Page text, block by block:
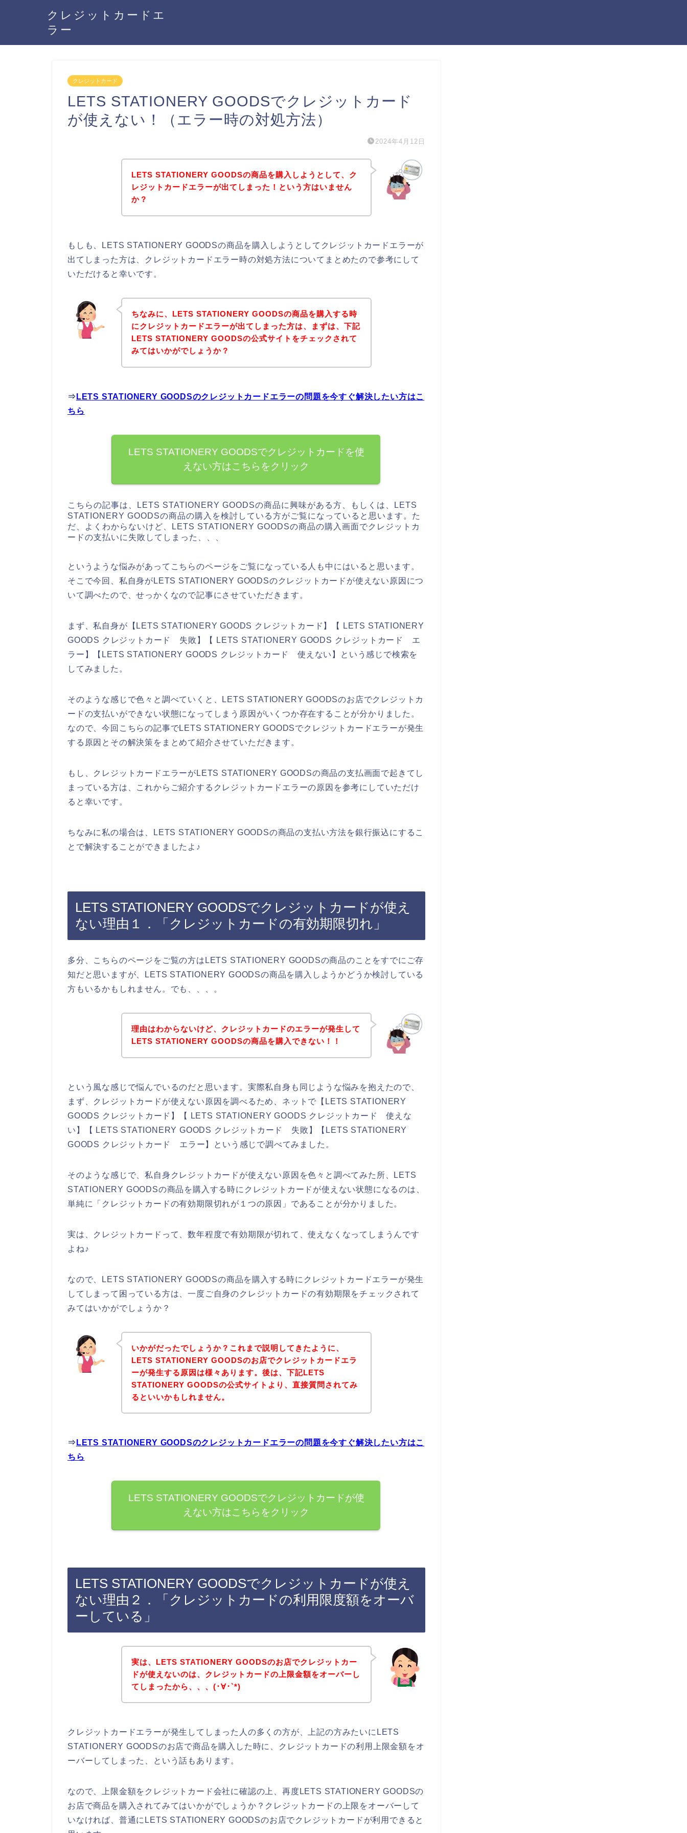
クレジットカードエ
ラー
クレジットカード
LETS STATIONERY GOODSでクレジットカード
が使えない！（エラー時の対処方法）
2024年4月12日
LETS STATIONERY GOODSの商品を購入しようとして、ク
レジットカードエラーが出てしまった！という方はいません
か？
もしも、LETS STATIONERY GOODSの商品を購入しようとしてクレジットカードエラーが
出てしまった方は、クレジットカードエラー時の対処方法についてまとめたので参考にして
いただけると幸いです。
ちなみに、LETS STATIONERY GOODSの商品を購入する時
にクレジットカードエラーが出てしまった方は、まずは、下記
LETS STATIONERY GOODSの公式サイトをチェックされて
みてはいかがでしょうか？
⇒ LETS STATIONERY GOODSのクレジットカードエラーの問題を今すぐ解決したい方はこ
ちら
LETS STATIONERY GOODSでクレジットカードを使
えない方はこちらをクリック
こちらの記事は、LETS STATIONERY GOODSの商品に興味がある方、もしくは、LETS
STATIONERY GOODSの商品の購入を検討している方がご覧になっていると思います。た
だ、よくわからないけど、LETS STATIONERY GOODSの商品の購入画面でクレジットカ
ードの支払いに失敗してしまった、、、
というような悩みがあってこちらのページをご覧になっている人も中にはいると思います。
そこで今回、私自身がLETS STATIONERY GOODSのクレジットカードが使えない原因につ
いて調べたので、せっかくなので記事にさせていただきます。
まず、私自身が【LETS STATIONERY GOODS クレジットカード】【 LETS STATIONERY
GOODS クレジットカード 失敗】【 LETS STATIONERY GOODS クレジットカード エ
ラー】【LETS STATIONERY GOODS クレジットカード 使えない】という感じで検索を
してみました。
そのような感じで色々と調べていくと、LETS STATIONERY GOODSのお店でクレジットカ
ードの支払いができない状態になってしまう原因がいくつか存在することが分かりました。
なので、今回こちらの記事でLETS STATIONERY GOODSでクレジットカードエラーが発生
する原因とその解決策をまとめて紹介させていただきます。
もし、クレジットカードエラーがLETS STATIONERY GOODSの商品の支払画面で起きてし
まっている方は、これからご紹介するクレジットカードエラーの原因を参考にしていただけ
ると幸いです。
ちなみに私の場合は、LETS STATIONERY GOODSの商品の支払い方法を銀行振込にするこ
とで解決することができましたよ♪
LETS STATIONERY GOODSでクレジットカードが使え
ない理由１．「クレジットカードの有効期限切れ」
多分、こちらのページをご覧の方はLETS STATIONERY GOODSの商品のことをすでにご存
知だと思いますが、LETS STATIONERY GOODSの商品を購入しようかどうか検討している
方もいるかもしれません。でも、、、。
理由はわからないけど、クレジットカードのエラーが発生して
LETS STATIONERY GOODSの商品を購入できない！！
という風な感じで悩んでいるのだと思います。実際私自身も同じような悩みを抱えたので、
まず、クレジットカードが使えない原因を調べるため、ネットで【LETS STATIONERY
GOODS クレジットカード】【 LETS STATIONERY GOODS クレジットカード 使えな
い】【 LETS STATIONERY GOODS クレジットカード 失敗】【LETS STATIONERY
GOODS クレジットカード エラー】という感じで調べてみました。
そのような感じで、私自身クレジットカードが使えない原因を色々と調べてみた所、LETS
STATIONERY GOODSの商品を購入する時にクレジットカードが使えない状態になるのは、
単純に「クレジットカードの有効期限切れが１つの原因」であることが分かりました。
実は、クレジットカードって、数年程度で有効期限が切れて、使えなくなってしまうんです
よね♪
なので、LETS STATIONERY GOODSの商品を購入する時にクレジットカードエラーが発生
してしまって困っている方は、一度ご自身のクレジットカードの有効期限をチェックされて
みてはいかがでしょうか？
いかがだったでしょうか？これまで説明してきたように、
LETS STATIONERY GOODSのお店でクレジットカードエラ
ーが発生する原因は様々あります。後は、下記LETS
STATIONERY GOODSの公式サイトより、直接質問されてみ
るといいかもしれません。
⇒ LETS STATIONERY GOODSのクレジットカードエラーの問題を今すぐ解決したい方はこ
ちら
LETS STATIONERY GOODSでクレジットカードが使
えない方はこちらをクリック
LETS STATIONERY GOODSでクレジットカードが使え
ない理由２．「クレジットカードの利用限度額をオーバ
ーしている」
実は、LETS STATIONERY GOODSのお店でクレジットカー
ドが使えないのは、クレジットカードの上限金額をオーバーし
てしまったから、、、(･∀･`*)
クレジットカードエラーが発生してしまった人の多くの方が、上記の方みたいにLETS
STATIONERY GOODSのお店で商品を購入した時に、クレジットカードの利用上限金額をオ
ーバーしてしまった、という話もあります。
なので、上限金額をクレジットカード会社に確認の上、再度LETS STATIONERY GOODSの
お店で商品を購入されてみてはいかがでしょうか？クレジットカードの上限をオーバーして
いなければ、普通にLETS STATIONERY GOODSのお店でクレジットカードが利用できると